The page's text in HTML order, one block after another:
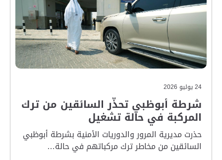
24 يوليو 2026
شرطة أبوظبي تحذّر السائقين من ترك
المركبة في حالة تشغيل
حذرت مديرية المرور والدوريات الأمنية بشرطة أبوظبي
السائقين من مخاطر ترك مركباتهم في حالة…